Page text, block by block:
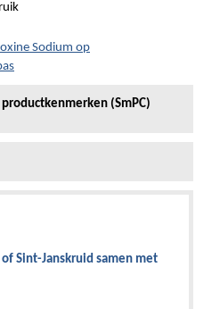
Sodium op
(SmPC)
Sint-Janskruid samen met